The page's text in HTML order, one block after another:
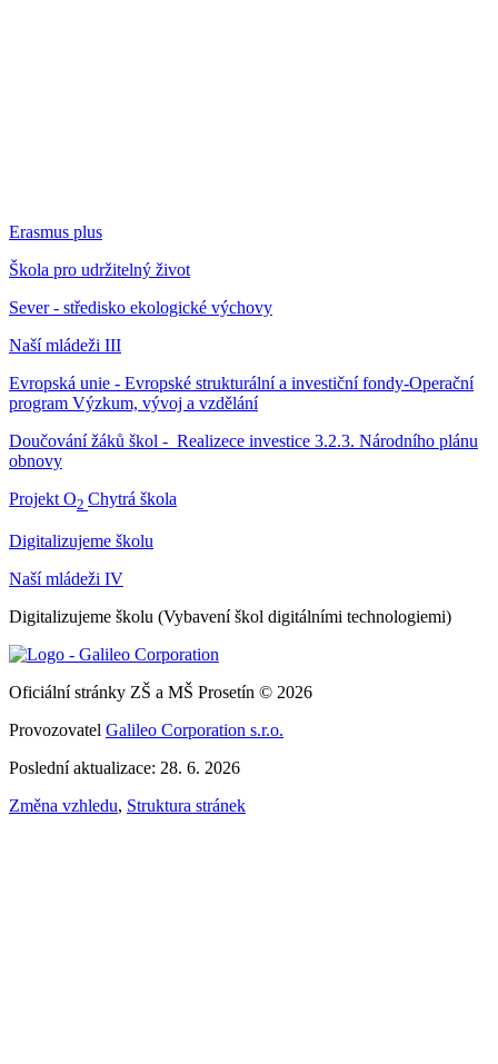
Erasmus plus
Škola pro udržitelný život
Sever - středisko ekologické výchovy
Naší mládeži III
Evropská unie - Evropské strukturální a investiční fondy-Operační
program Výzkum, vývoj a vzdělání
Doučování žáků škol - Realizece investice 3.2.3. Národního plánu
obnovy
Projekt O2 Chytrá škola
Digitalizujeme školu
Naší mládeži IV
Digitalizujeme školu (Vybavení škol digitálními technologiemi)
Oficiální stránky ZŠ a MŠ Prosetín © 2026
Provozovatel Galileo Corporation s.r.o.
Poslední aktualizace: 28. 6. 2026
Změna vzhledu, Struktura stránek